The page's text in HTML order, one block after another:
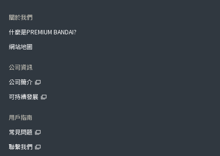
關於我們
什麼是PREMIUM BANDAI?
網站地圖
公司資訊
公司簡介
可持續發展
用戶指南
常見問題
聯繫我們